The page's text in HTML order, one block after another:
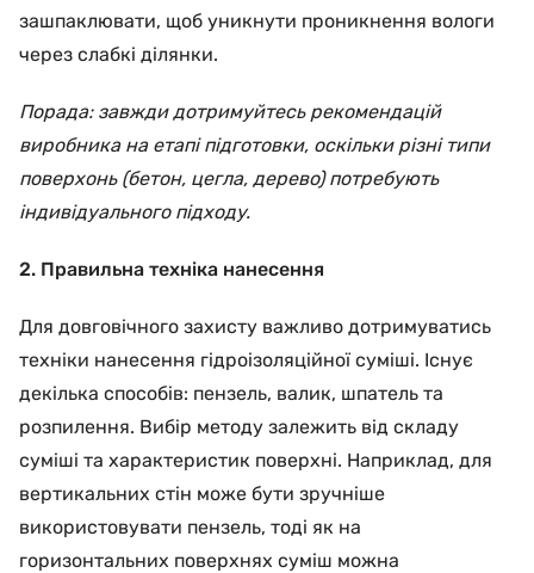
зашпаклювати, щоб уникнути проникнення вологи
через слабкі ділянки.
Порада: завжди дотримуйтесь рекомендацій
виробника на етапі підготовки, оскільки різні типи
поверхонь (бетон, цегла, дерево) потребують
індивідуального підходу.
2. Правильна техніка нанесення
Для довговічного захисту важливо дотримуватись
техніки нанесення гідроізоляційної суміші. Існує
декілька способів: пензель, валик, шпатель та
розпилення. Вибір методу залежить від складу
суміші та характеристик поверхні. Наприклад, для
вертикальних стін може бути зручніше
використовувати пензель, тоді як на
горизонтальних поверхнях суміш можна